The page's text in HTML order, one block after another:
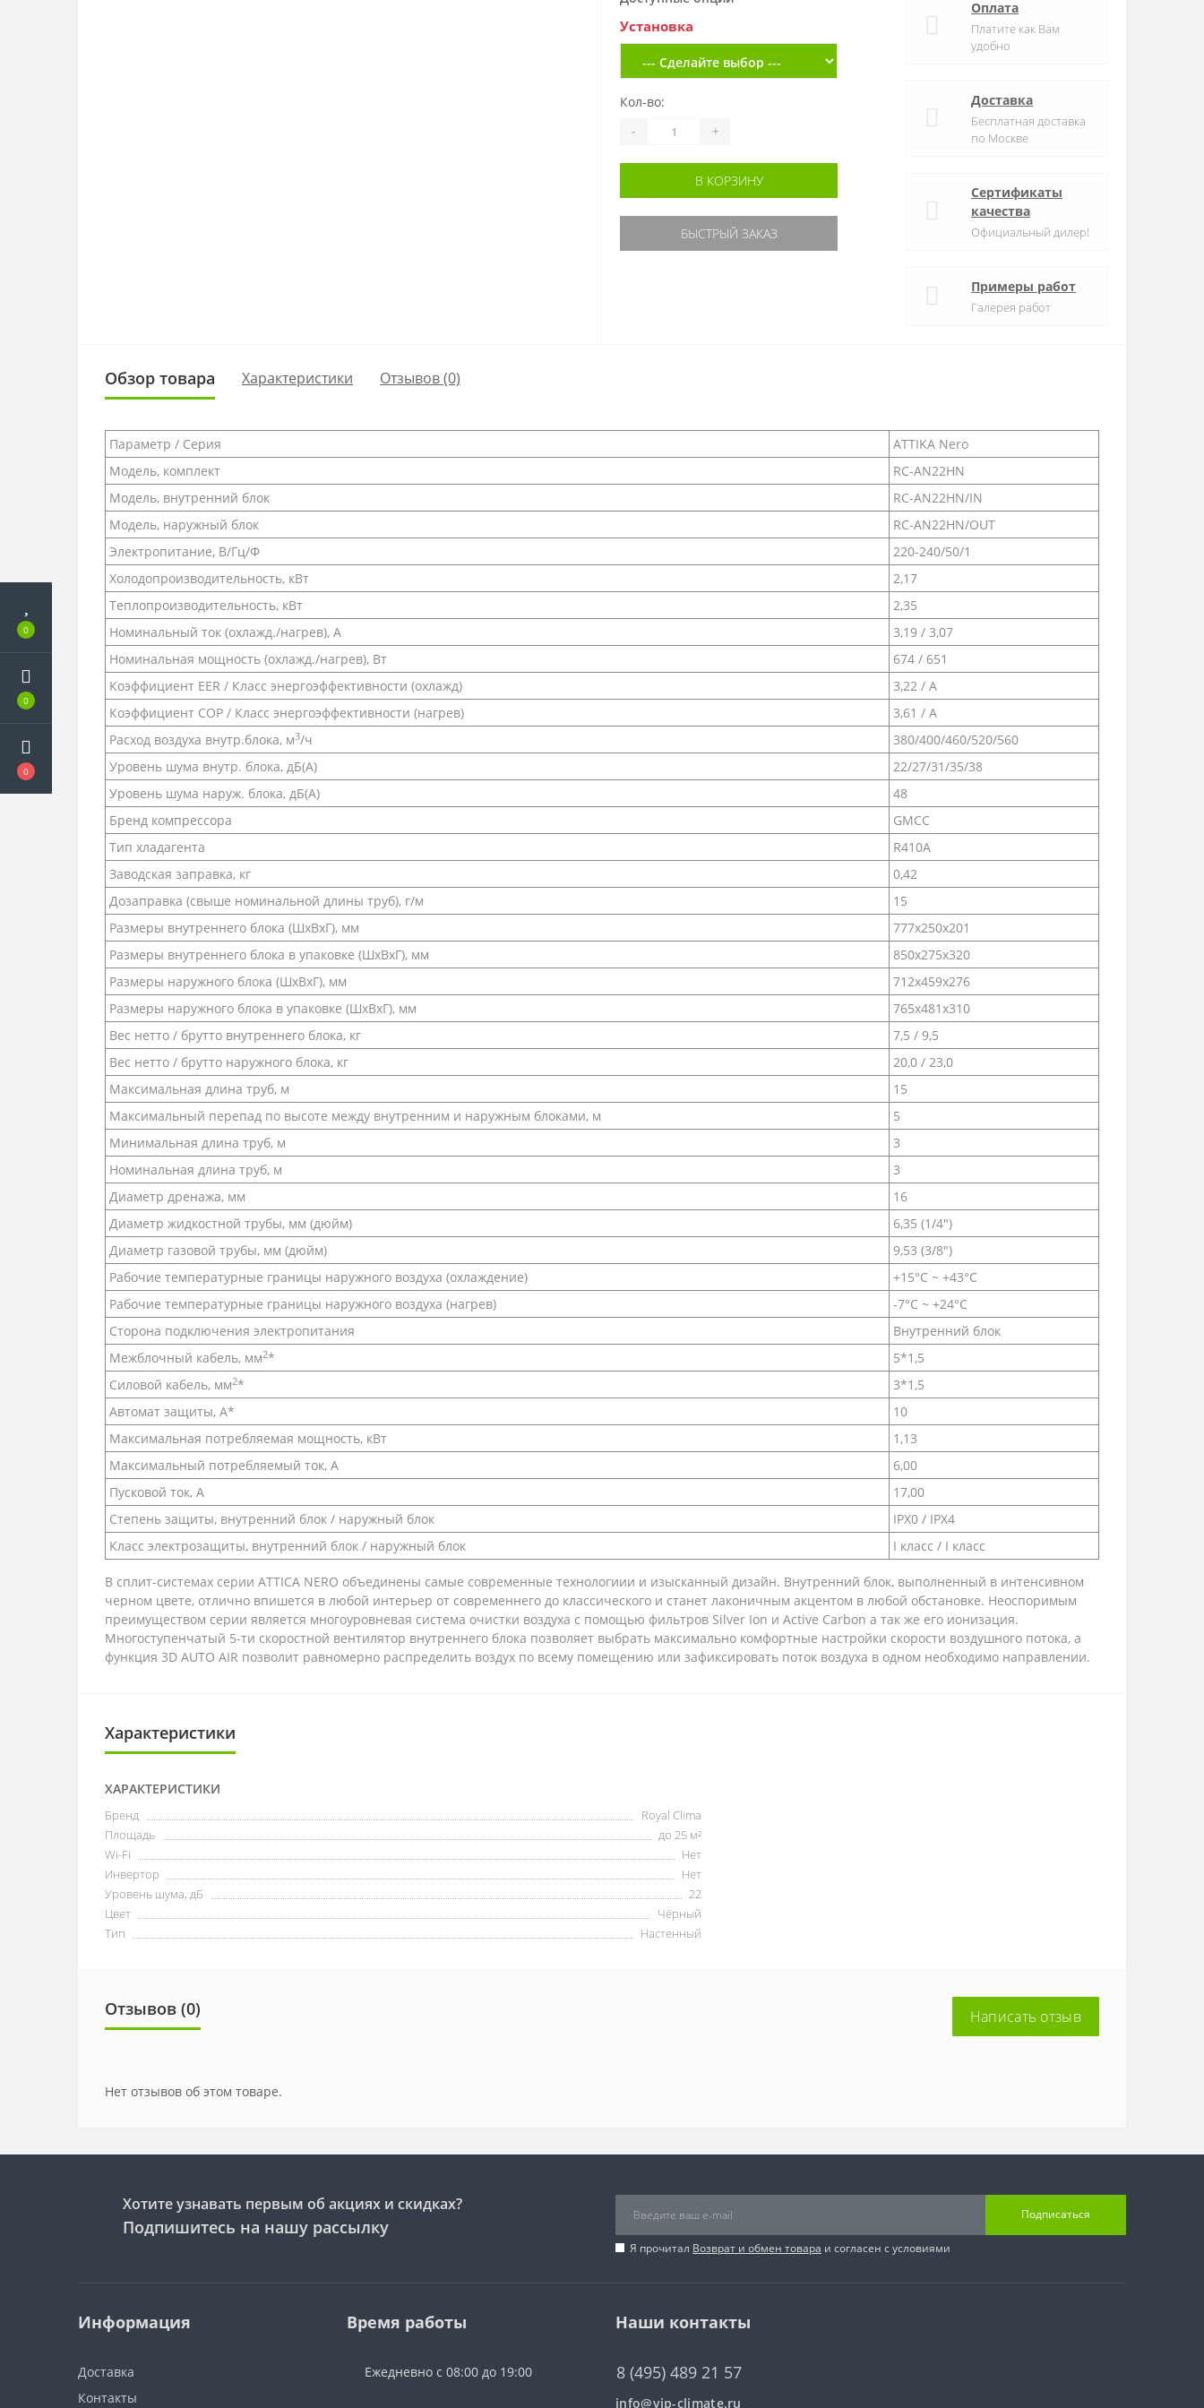
0
0
0
Установка
Кол-во:
- +
В КОРЗИНУ
БЫСТРЫЙ ЗАКАЗ
Оплата
Платите как Вам
удобно
Доставка
Бесплатная доставка
по Москве
Сертификаты
качества
Официальный дилер!
Примеры работ
Галерея работ
Обзор товара Характеристики Отзывов (0)
Параметр / Серия
ATTIKA Nero
Модель, комплект
RC-AN22HN
Модель, внутренний блок
RC-AN22HN/IN
Модель, наружный блок
RC-AN22HN/OUT
Электропитание, В/Гц/Ф
220-240/50/1
Холодопроизводительность, кВт
2,17
Теплопроизводительность, кВт
2,35
Номинальный ток (охлажд./нагрев), А
3,19 / 3,07
Номинальная мощность (охлажд./нагрев), Вт
674 / 651
Коэффициент EER / Класс энергоэффективности (охлажд)
3,22 / A
Коэффициент COP / Класс энергоэффективности (нагрев)
3,61 / A
Расход воздуха внутр.блока, м3/ч
380/400/460/520/560
Уровень шума внутр. блока, дБ(А)
22/27/31/35/38
Уровень шума наруж. блока, дБ(А)
48
Бренд компрессора
GMCC
Тип хладагента
R410A
Заводская заправка, кг
0,42
Дозаправка (свыше номинальной длины труб), г/м
15
Размеры внутреннего блока (ШхВхГ), мм
777x250x201
Размеры внутреннего блока в упаковке (ШхВхГ), мм
850x275x320
Размеры наружного блока (ШхВхГ), мм
712x459x276
Размеры наружного блока в упаковке (ШхВхГ), мм
765x481x310
Вес нетто / брутто внутреннего блока, кг
7,5 / 9,5
Вес нетто / брутто наружного блока, кг
20,0 / 23,0
Максимальная длина труб, м
15
Максимальный перепад по высоте между внутренним и наружным блоками, м
5
Минимальная длина труб, м
3
Номинальная длина труб, м
3
Диаметр дренажа, мм
16
Диаметр жидкостной трубы, мм (дюйм)
6,35 (1/4")
Диаметр газовой трубы, мм (дюйм)
9,53 (3/8")
Рабочие температурные границы наружного воздуха (охлаждение)
+15°С ~ +43°С
Рабочие температурные границы наружного воздуха (нагрев)
-7°С ~ +24°С
Сторона подключения электропитания
Внутренний блок
Межблочный кабель, мм2*
5*1,5
Силовой кабель, мм2*
3*1,5
Автомат защиты, А*
10
Максимальная потребляемая мощность, кВт
1,13
Максимальный потребляемый ток, А
6,00
Пусковой ток, А
17,00
Степень защиты, внутренний блок / наружный блок
IPX0 / IPX4
Класс электрозащиты, внутренний блок / наружный блок
I класс / I класс
В сплит-системах серии ATTICA NERO объединены самые современные технологиии и изысканный дизайн. Внутренний блок, выполненный в интенсивном
черном цвете, отлично впишется в любой интерьер от современнего до классического и станет лаконичным акцентом в любой обстановке. Неоспоримым
преимуществом серии является многоуровневая система очистки воздуха с помощью фильтров Silver Ion и Active Carbon а так же его ионизация.
Многоступенчатый 5-ти скоростной вентилятор внутреннего блока позволяет выбрать максимально комфортные настройки скорости воздушного потока, а
функция 3D AUTO AIR позволит равномерно распределить воздух по всему помещению или зафиксировать поток воздуха в одном необходимо направлении.
Характеристики
ХАРАКТЕРИСТИКИ
Бренд
Royal Clima
Площадь
до 25 м²
Wi-Fi
Нет
Инвертор
Нет
Уровень шума, дБ
22
Цвет
Чёрный
Тип
Настенный
Отзывов (0) Написать отзыв
Нет отзывов об этом товаре.
Хотите узнавать первым об акциях и скидках?
Подпишитесь на нашу рассылку
Подписаться
Я прочитал Возврат и обмен товара и согласен с условиями
Информация
Доставка
Контакты
Время работы
Ежедневно с 08:00 до 19:00
Наши контакты
8 (495) 489 21 57
info@vip-climate.ru